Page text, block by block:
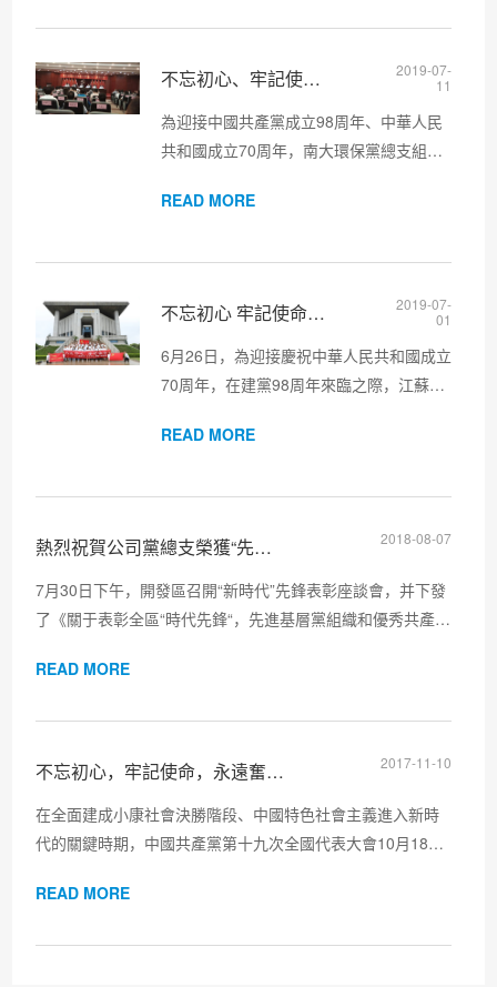
講話，黨總支書記陳標...
不忘初心、牢記使命，聚力謀發展
2019-07-
11
為迎接中國共產黨成立98周年、中華人民
共和國成立70周年，南大環保黨總支組織
平總書記的新時代中國特色社會主義思想,
動。 在開發區黨工委...
READ MORE
不忘初心 牢記使命——南大環保黨總支活動 解放思想，實事求是
2019-07-
01
6月26日，為迎接慶祝中華人民共和國成立
70周年，在建黨98周年來臨之際，江蘇南
“不忘初心、牢記使命 ”為主題的黨員統一
聚同心、銳意進取的紅色教育...
READ MORE
熱烈祝賀公司黨總支榮獲“先進黨組織” 2018-08-07
7月30日下午，開發區召開“新時代”先鋒表彰座談會，并下發
了《關于表彰全區“時代先鋒“，先進基層黨組織和優秀共產黨
織”，南通子公司總經理何亮亮榮獲“優秀共產黨員”的稱號。
設施方面、建設“強富美高”新南京、新江蘇的偉大實踐中，求
READ MORE
不忘初心，牢記使命，永遠奮斗 ——公司全體黨員深入學習貫徹黨 2017-11-10
在全面建成小康社會決勝階段、中國特色社會主義進入新時
代的關鍵時期，中國共產黨第十九次全國代表大會10月18日
講話精神，18日上午，公司黨支部組織了全體黨員干部、職
READ MORE